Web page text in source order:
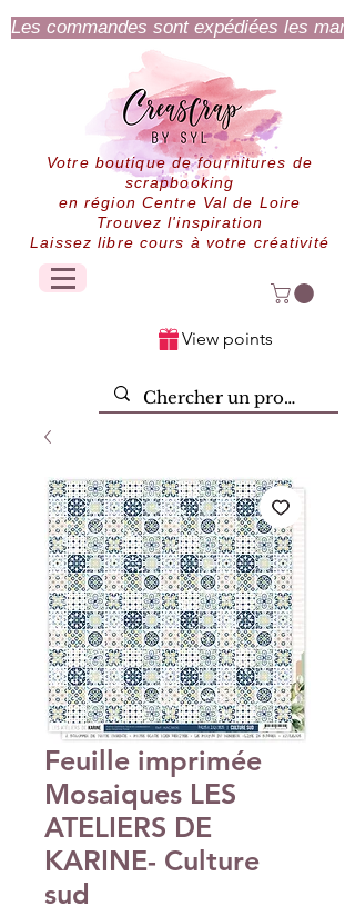
Les commandes sont expédiées les
Votre boutique de fournitures de
scrapbooking
en région Centre Val de Loire
Trouvez l'inspiration
Laissez libre cours à votre créativité
View points
Feuille imprimée
Mosaiques LES
ATELIERS DE
KARINE- Culture
sud